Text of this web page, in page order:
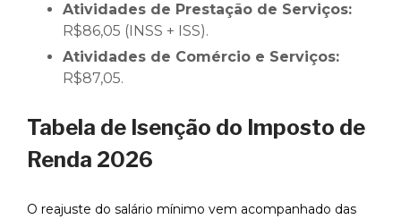
Atividades de Prestação de Serviços:
R$86,05 (INSS + ISS).
Atividades de Comércio e Serviços:
R$87,05.
Tabela de Isenção do Imposto de
Renda 2026
O reajuste do salário mínimo vem acompanhado das